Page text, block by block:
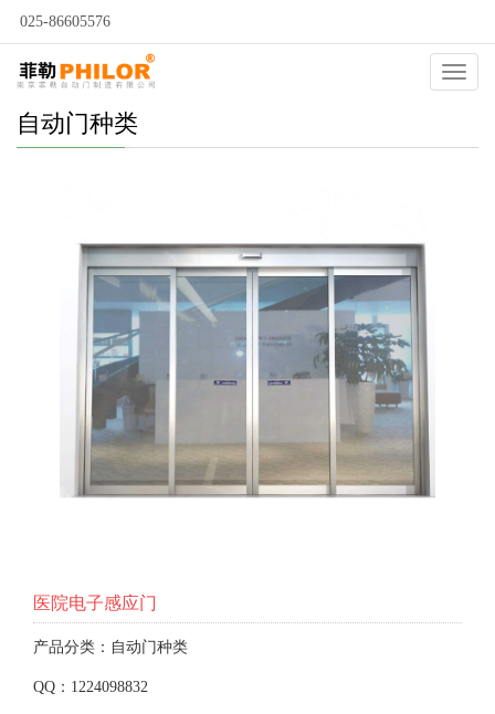
025-86605576
自动门种类
医院电子感应门
产品分类：自动门种类
QQ：1224098832